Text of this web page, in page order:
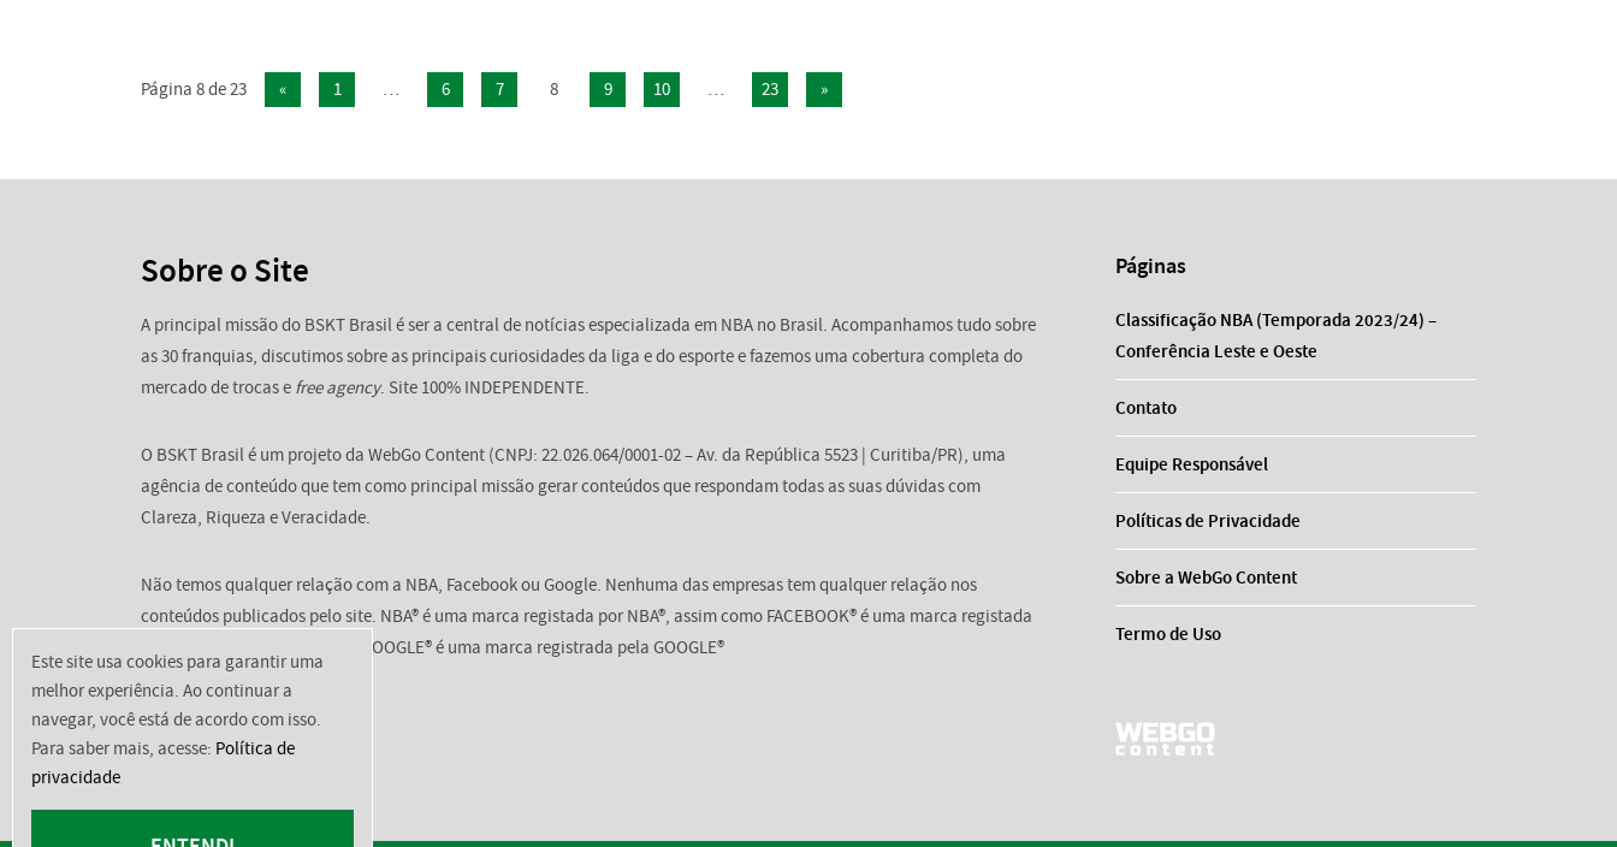
Página 8 de 23 « 1 … 6 7 8 9 10 … 23 »
Sobre o Site
A principal missão do BSKT Brasil é ser a central de notícias especializada em NBA no Brasil. Acompanhamos tudo sobre
as 30 franquias, discutimos sobre as principais curiosidades da liga e do esporte e fazemos uma cobertura completa do
mercado de trocas e free agency. Site 100% INDEPENDENTE.
O BSKT Brasil é um projeto da WebGo Content (CNPJ: 22.026.064/0001-02 – Av. da República 5523 | Curitiba/PR), uma
agência de conteúdo que tem como principal missão gerar conteúdos que respondam todas as suas dúvidas com
Clareza, Riqueza e Veracidade.
Não temos qualquer relação com a NBA, Facebook ou Google. Nenhuma das empresas tem qualquer relação nos
conteúdos publicados pelo site. NBA® é uma marca registada por NBA®, assim como FACEBOOK® é uma marca registada
por FACEBOOK®, assim como GOOGLE® é uma marca registrada pela GOOGLE®
Páginas
Classificação NBA (Temporada 2023/24) –
Conferência Leste e Oeste
Contato
Equipe Responsável
Políticas de Privacidade
Sobre a WebGo Content
Termo de Uso
Este site usa cookies para garantir uma
melhor experiência. Ao continuar a
navegar, você está de acordo com isso.
Para saber mais, acesse: Política de
privacidade